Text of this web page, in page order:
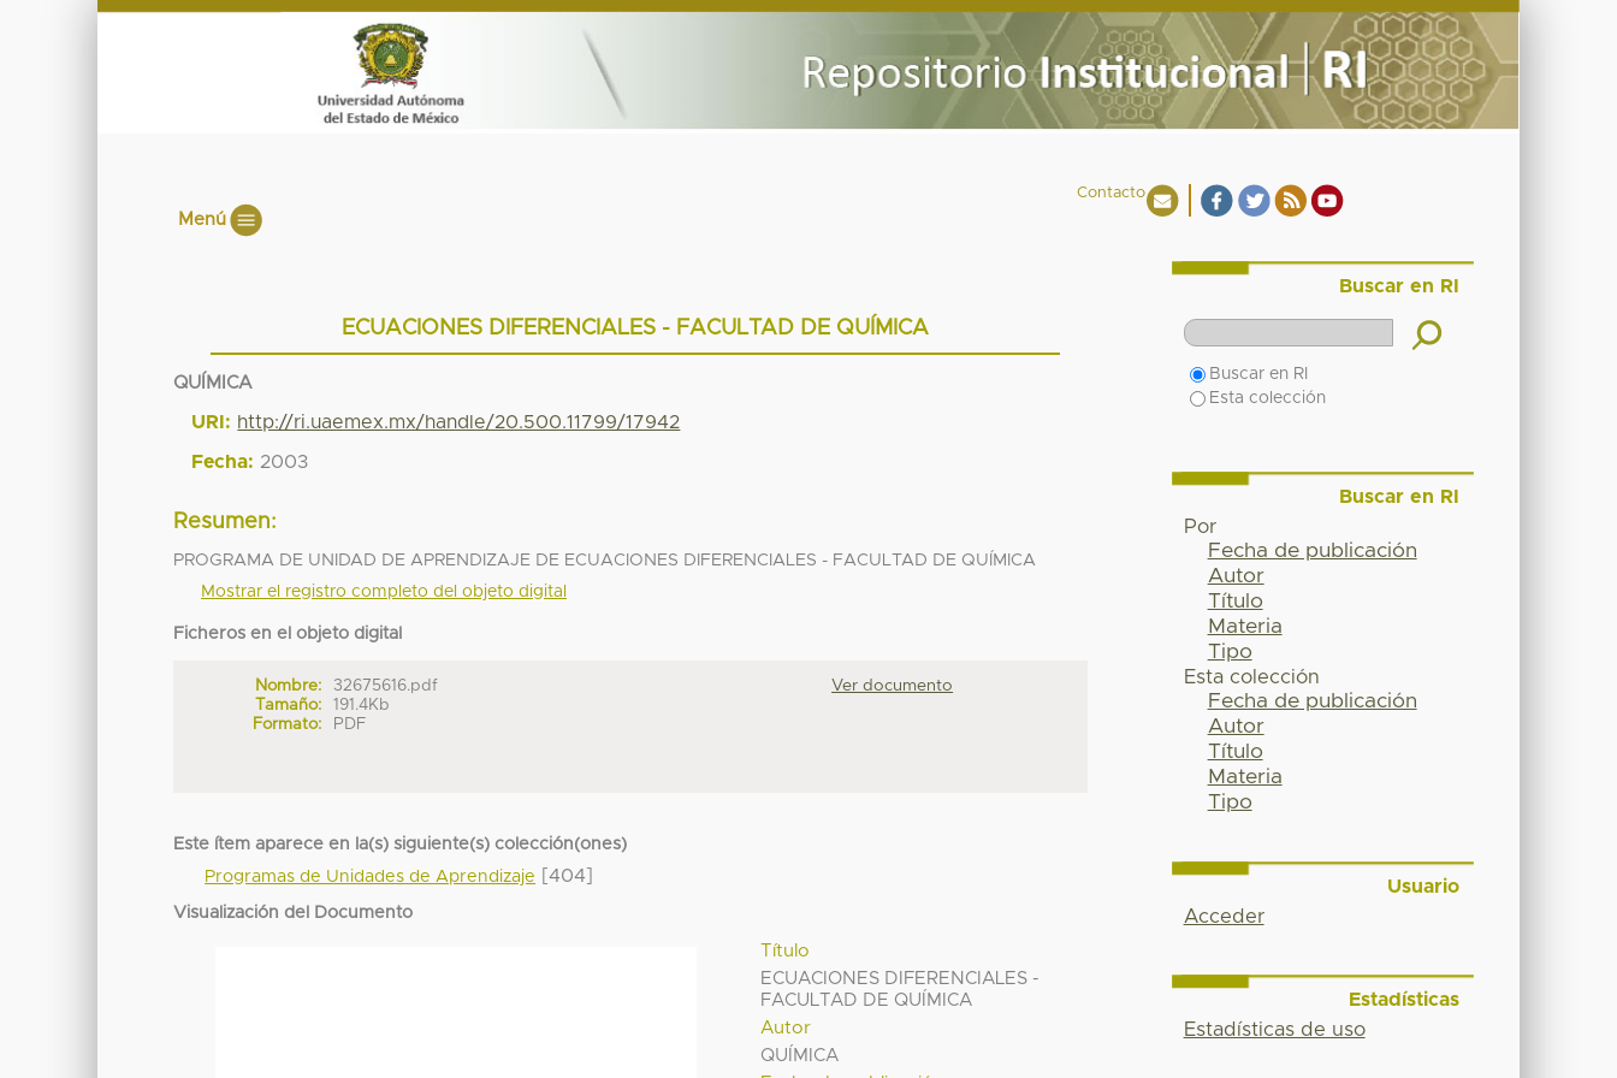
Contacto
Menú
ECUACIONES DIFERENCIALES - FACULTAD DE QUÍMICA
QUÍMICA
URI: http://ri.uaemex.mx/handle/20.500.11799/17942
Fecha: 2003
Resumen:
PROGRAMA DE UNIDAD DE APRENDIZAJE DE ECUACIONES DIFERENCIALES - FACULTAD DE QUÍMICA
Mostrar el registro completo del objeto digital
Ficheros en el objeto digital
Nombre:
32675616.pdf
Tamaño:
191.4Kb
Formato:
PDF
Ver documento
Este ítem aparece en la(s) siguiente(s) colección(ones)
Programas de Unidades de Aprendizaje
[404]
Visualización del Documento
Título
ECUACIONES DIFERENCIALES -
FACULTAD DE QUÍMICA
Autor
QUÍMICA
Buscar en RI
Buscar en RI
Esta colección
Buscar en RI
Por
Fecha de publicación
Autor
Título
Materia
Tipo
Esta colección
Fecha de publicación
Autor
Título
Materia
Tipo
Usuario
Acceder
Estadísticas
Estadísticas de uso